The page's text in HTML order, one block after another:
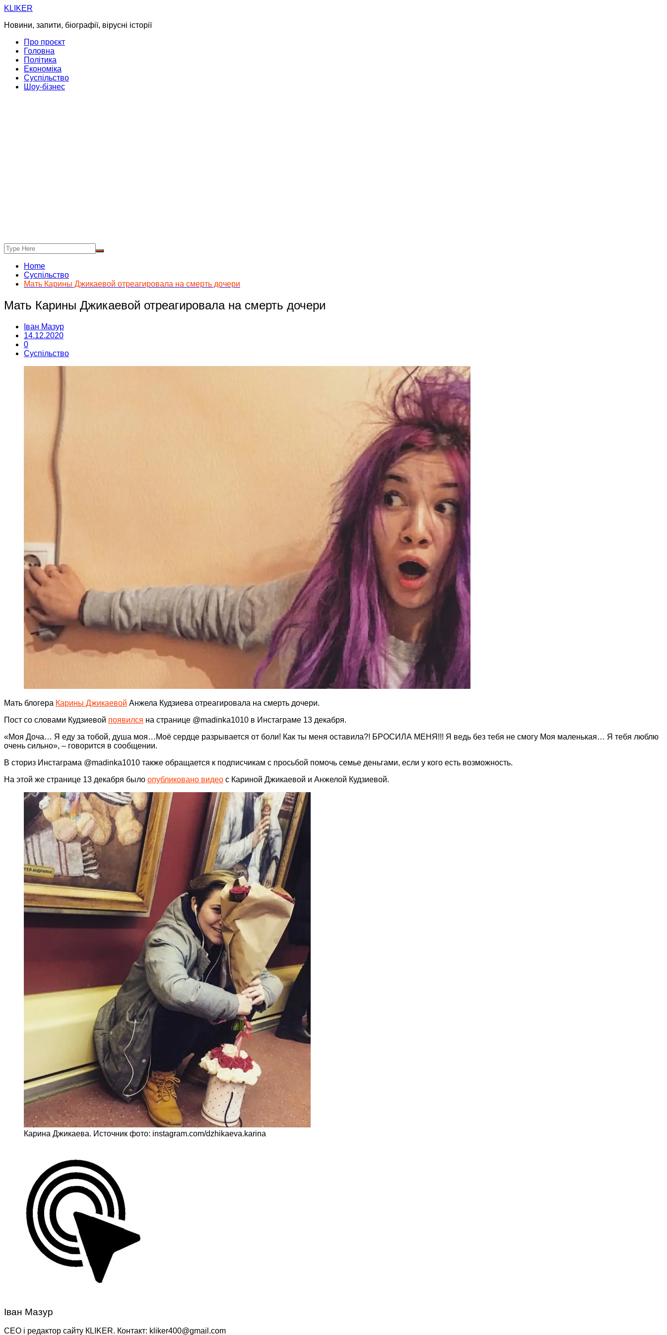
Skip
content
KLIKER
Новини, запити, біографії, вірусні історії
Про проєкт
Головна
Політика
Економіка
Суспільство
Шоу-бізнес
Home
Суспільство
Мать Карины Джикаевой отреагировала на смерть дочери
Мать Карины Джикаевой отреагировала на смерть дочери
Іван Мазур
14.12.2020
0
Суспільство
Мать блогера Карины Джикаевой Анжела Кудзиева отреагировала на смерть дочери.
Пост со словами Кудзиевой появился на странице @madinka1010 в Инстаграме 13 декабря.
«Моя Доча… Я еду за тобой, душа моя…Моё сердце разрывается от боли! Как ты меня оставила?! БРОСИЛА МЕНЯ!!! Я ведь без тебя не смогу Моя маленькая… Я тебя люблю
очень сильно», – говорится в сообщении.
В сториз Инстаграма @madinka1010 также обращается к подписчикам с просьбой помочь семье деньгами, если у кого есть возможность.
На этой же странице 13 декабря было опубликовано видео с Кариной Джикаевой и Анжелой Кудзиевой.
Карина Джикаева. Источник фото: instagram.com/dzhikaeva.karina
Іван Мазур
CEO і редактор сайту КLIKER. Контакт: kliker400@gmail.com